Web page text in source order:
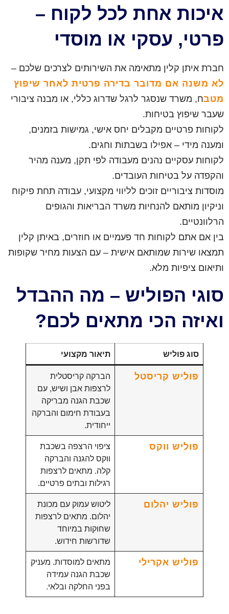
איכות אחת לכל לקוח –
פרטי, עסקי או מוסדי
חברת איתן קלין מתאימה את השירותים לצרכים שלכם –
לא משנה אם מדובר בדירה פרטית לאחר שיפוץ
מטבח, משרד שנסגר לרגל שדרוג כללי, או מבנה ציבורי
שעבר שיפוץ בטיחות.
לקוחות פרטיים מקבלים יחס אישי, גמישות בזמנים,
ומענה מידי – אפילו בשבתות וחגים.
לקוחות עסקיים נהנים מעבודה לפי תקן, מענה מהיר
והקפדה על בטיחות העובדים.
מוסדות ציבוריים זוכים לליווי מקצועי, עבודה תחת פיקוח
וניקיון מותאם להנחיות משרד הבריאות והגופים
הרלוונטיים.
בין אם אתם לקוחות חד פעמיים או חוזרים, באיתן קלין
תמצאו שירות שמותאם אישית – עם הצעות מחיר שקופות
ותיאום ציפיות מלא.
סוגי הפוליש – מה ההבדל
ואיזה הכי מתאים לכם?
סוג פוליש תיאור מקצועי
פוליש קריסטל
הברקה קריסטלית
לרצפות אבן ושיש, עם
שכבת הגנה מבריקה
בעבודת חימום והברקה
ייחודית.
פוליש ווקס
ציפוי הרצפה בשכבת
ווקס להגנה והברקה
קלה. מתאים לרצפות
רגילות ובתים פרטיים.
פוליש יהלום
ליטוש עמוק עם מכונת
יהלום. מתאים לרצפות
שחוקות במיוחד
שדורשות חידוש.
פוליש אקרילי
מתאים למוסדות. מעניק
שכבת הגנה עמידה
בפני החלקה ובלאי.